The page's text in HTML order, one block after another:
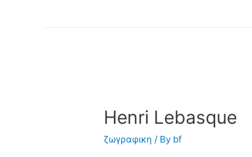
Henri Lebasque
ζωγραφικη / By bf